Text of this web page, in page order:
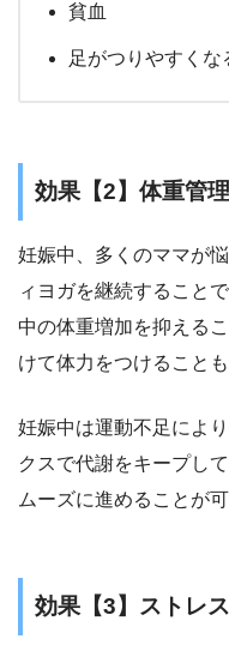
貧血
足がつりやすくな
効果【2】体重管
妊娠中、多くのママが
ィヨガを継続すること
中の体重増加を抑える
けて体力をつける こと
妊娠中は運動不足によ
クスで代謝をキープして
ムーズに進めることが
効果【3】ストレ